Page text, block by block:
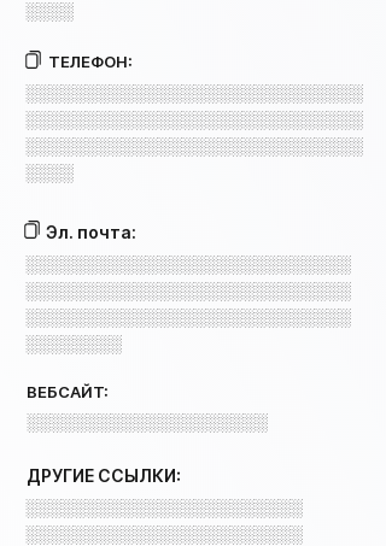
░░░░
ТЕЛЕФОН:
░░░░░░░░░░░░░░░░░░░░░░░░░░░░
░░░░░░░░░░░░░░░░░░░░░░░░░░░░
░░░░░░░░░░░░░░░░░░░░░░░░░░░░
░░░░
Эл. почта:
░░░░░░░░░░░░░░░░░░░░░░░░░░░
░░░░░░░░░░░░░░░░░░░░░░░░░░░
░░░░░░░░░░░░░░░░░░░░░░░░░░░
░░░░░░░░
ВЕБСАЙТ:
░░░░░░░░░░░░░░░░░░░░
ДРУГИЕ ССЫЛКИ:
░░░░░░░░░░░░░░░░░░░░░░░
░░░░░░░░░░░░░░░░░░░░░░░